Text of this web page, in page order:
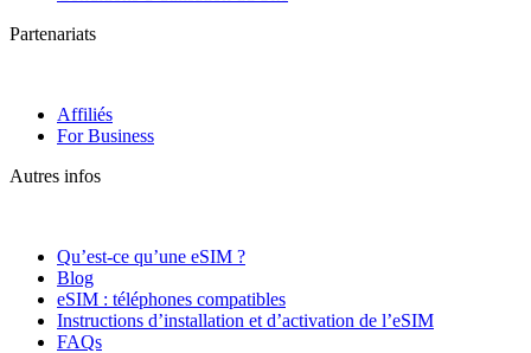
Partenariats
Affiliés
For Business
Autres infos
Qu’est-ce qu’une eSIM ?
Blog
eSIM : téléphones compatibles
Instructions d’installation et d’activation de l’eSIM
FAQs